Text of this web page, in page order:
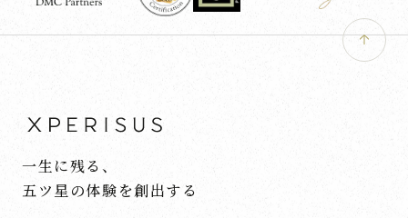
一生に残る、
五ツ星の体験を創出する